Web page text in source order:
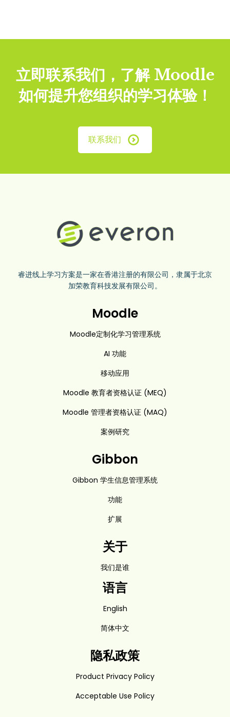
立即联系我们，了解 Moodle
如何提升您组织的学习体验！
联系我们
睿进线上学习方案是一家在香港注册的有限公司，隶属于北京
加荣教育科技发展有限公司。
Moodle
Moodle定制化学习管理系统
AI 功能
移动应用
Moodle 教育者资格认证 (MEQ)
Moodle 管理者资格认证 (MAQ)
案例研究
Gibbon
Gibbon 学生信息管理系统
功能
扩展
关于
我们是谁
语言
English
简体中文
隐私政策
Product Privacy Policy
Acceptable Use Policy